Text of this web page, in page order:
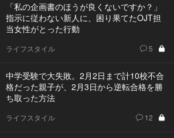
「私の企画書のほうが良くないですか？」
指示に従わない新人に、困り果てたOJT担
当女性がとった行動
ライフスタイル 5
中学受験で大失敗。2月2日まで計10校不合
格だった親子が、2月3日から逆転合格を勝
ち取った方法
ライフスタイル 12